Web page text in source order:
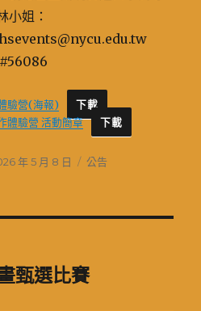
小姐：
驗營(海報) 下載
體驗營 活動簡章 下載
年 5 月 8 日
分
公告
甄選比賽